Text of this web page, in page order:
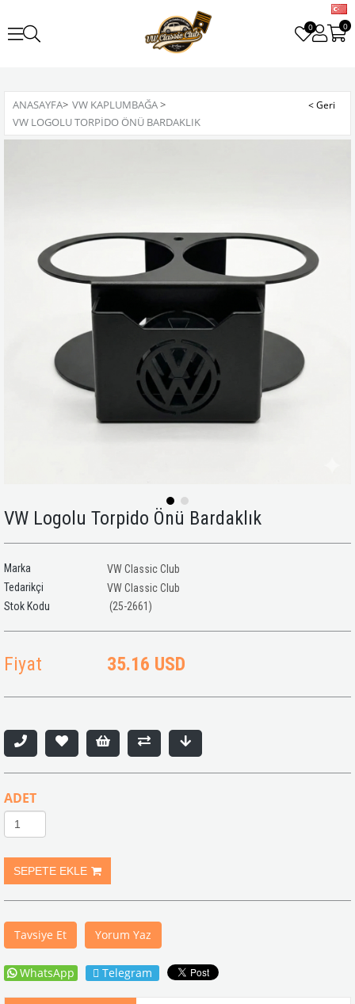
0 0
ANASAYFA> VW KAPLUMBAĞA>
VW LOGOLU TORPIDO ÖNÜ BARDAKLIK
VW Logolu Torpido Önü Bardaklık
Marka
VW Classic Club
Tedarikçi
VW Classic Club
(25-2661)
Fiyat 35.16 USD
ADET
Tavsiye Et Yorum Yaz
WhatsApp Telegram